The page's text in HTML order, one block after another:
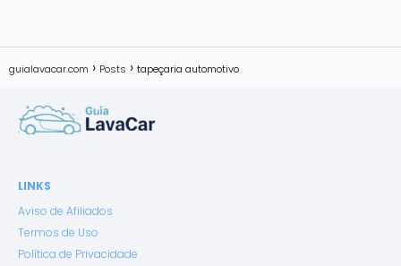
guialavacar.com Posts tapeçaria automotivo
LINKS
Aviso de Afiliados
Termos de Uso
Política de Privacidade